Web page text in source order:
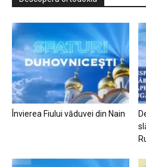
Învierea Fiului văduvei din Nain